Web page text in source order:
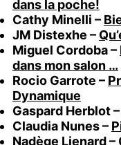
dans la poche!
Cathy Minelli –
JM Distexhe –
Miguel Cordoba –
dans mon salon …
Rocio Garrote –
Dynamique
Gaspard Herblot –
Claudia Nunes –
Nadège Lienard –